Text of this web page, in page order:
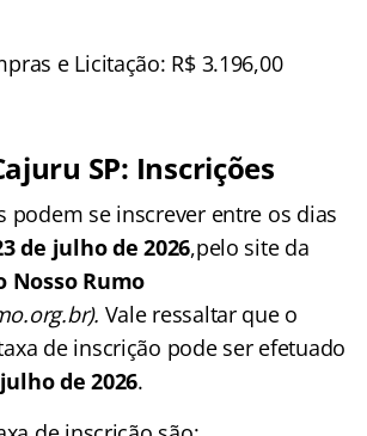
e Licitação: R$ 3.196,00
SP: Inscrições
podem se inscrever entre os dias
de julho de 2026,pelo site da
Rumo
Vale ressaltar que o
de inscrição pode ser efetuado
de 2026.